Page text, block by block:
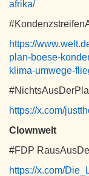
afrika/
https://
plan-boese-
klima-umwege-
https://x.com/
Clownwelt
#FDP
https://x.com/